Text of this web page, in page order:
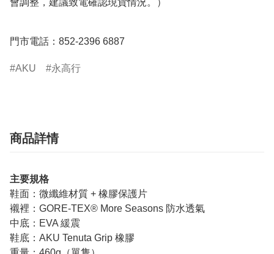
會調整，建議致電確認現貨情況。）
門市電話：852-2396 6887
AKU 永高行
商品詳情
主要規格
鞋面：微纖維材質 + 橡膠保護片
襯裡：GORE-TEX® More Seasons 防水透氣
中底：EVA 緩震
鞋底：AKU Tenuta Grip 橡膠